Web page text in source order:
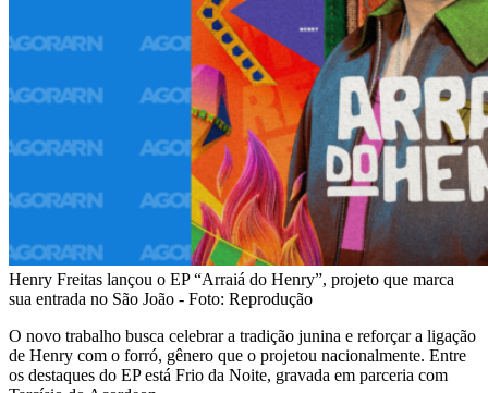
Henry Freitas lançou o EP “Arraiá do Henry”, projeto que marca
sua entrada no São João - Foto: Reprodução
O novo trabalho busca celebrar a tradição junina e reforçar a ligação
de Henry com o forró, gênero que o projetou nacionalmente. Entre
os destaques do EP está Frio da Noite, gravada em parceria com